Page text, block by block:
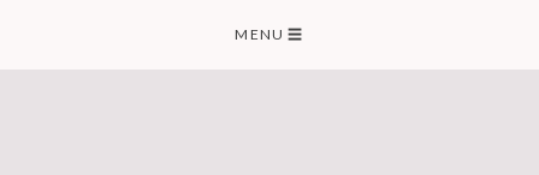
MENU☰